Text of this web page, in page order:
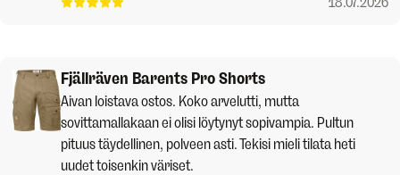
Fjällräven Barents Pro Shorts
Aivan loistava ostos. Koko arvelutti, mutta
sovittamallakaan ei olisi löytynyt sopivampia. Pultun
pituus täydellinen, polveen asti. Tekisi mieli tilata heti
uudet toisenkin väriset.